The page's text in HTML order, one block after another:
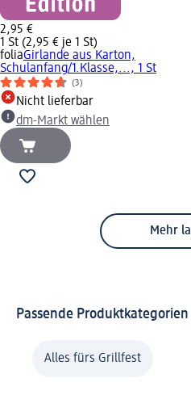
2,95 €
1 St (2,95 € je 1 St)
foliaGirlande aus Karton,
Schulanfang/1.Klasse,..., 1 St
(3)
Nicht lieferbar
dm-Markt wählen
Mehr
Passende Produktkategorien
Alles fürs Grillfest